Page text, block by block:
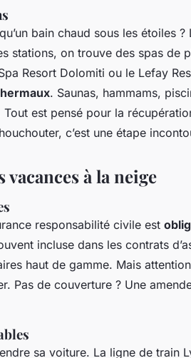
bain chaud sous les étoiles ?
stations, on trouve des spas de
Resort Dolomiti ou le Lefay
. Saunas, hammams,
est pensé pour la
c’est une étape
à la neige
responsabilité civile est
incluse dans les contrats
haut de gamme. Mais
Pas de couverture ? Une
sa voiture. La ligne de train